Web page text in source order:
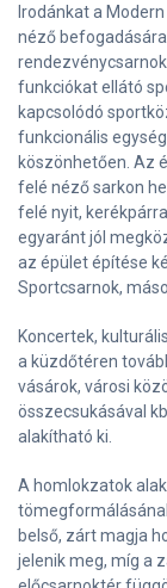
Irodánkat a
néző
funkciókat ellátó
kapcsolódó
funkcionális
köszönhetően. Az
felé néző sarkon
felé nyit,
egyaránt jól
az épület építése
Sportcsarnok,
Koncertek,
a küzdőtéren
vásárok, városi
összecsukásával
alakítható ki.
A homlokzatok
belső, zárt magja
jelenik meg, míg a